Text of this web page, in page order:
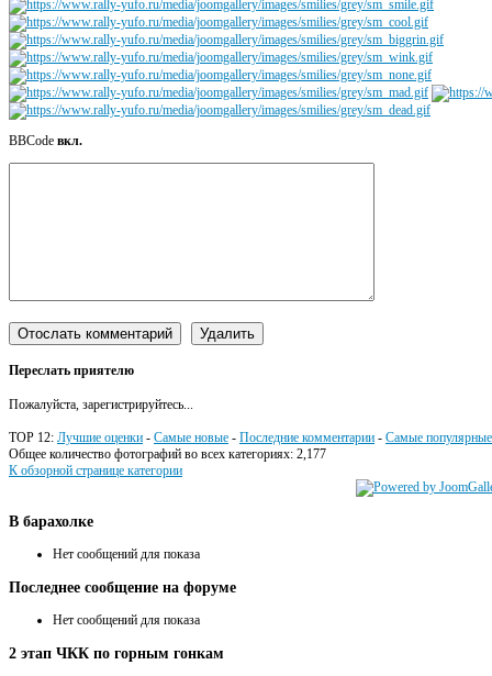
BBCode вкл.
Переслать приятелю
Пожалуйста, зарегистрируйтесь...
TOP 12: Лучшие оценки - Самые новые - Последние комментарии - Самые популярные
Общее количество фотографий во всех категориях: 2,177
К обзорной странице категории
В барахолке
Нет сообщений для показа
Последнее сообщение на форуме
Нет сообщений для показа
2 этап ЧКК по горным гонкам